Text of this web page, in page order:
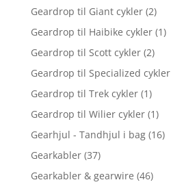
Geardrop til Giant cykler (2)
Geardrop til Haibike cykler (1)
Geardrop til Scott cykler (2)
Geardrop til Specialized cykler
Geardrop til Trek cykler (1)
Geardrop til Wilier cykler (1)
Gearhjul - Tandhjul i bag (16)
Gearkabler (37)
Gearkabler & gearwire (46)